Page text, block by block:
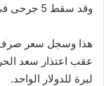
وقد سقط 5 جرحى في مواجهات بين الجيش ومحتجين بطرابلس.
هذا وسجل سعر صرف
ليرة للدولار الواحد.